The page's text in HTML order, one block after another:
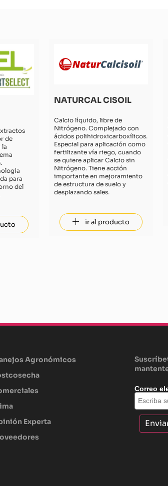
de
la
para
del
NATURCAL CISOIL
Calcio líquido, libre de
Nitrógeno. Complejado con
ácidos polihidroxicarboxílicos.
Especial para aplicación como
fertilizante vía riego, cuando
se quiere aplicar Calcio sin
Nitrógeno. Tiene acción
importante en mejoramiento
de estructura de suelo y
desplazando sales.
ir al producto
Agronómicos
Experta
Correo